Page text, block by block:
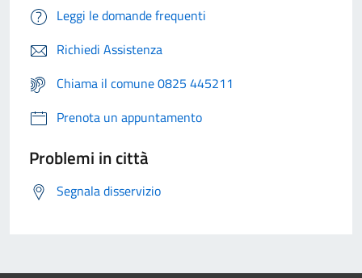
Leggi le domande frequenti
Richiedi Assistenza
Chiama il comune 0825 445211
Prenota un appuntamento
Problemi in città
Segnala disservizio